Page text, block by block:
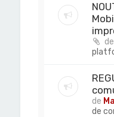
de
de
de